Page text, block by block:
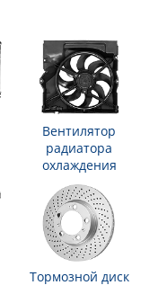
Вентилятор
радиатора
охлаждения
Тормозной диск